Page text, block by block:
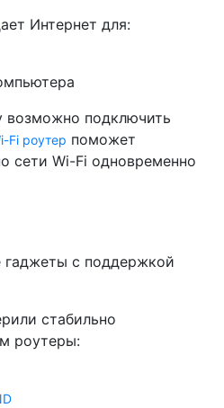
Интернет для:
подключить
Fi роутер поможет
сети Wi-Fi одновременно
гаджеты с поддержкой
стабильно
роутеры: